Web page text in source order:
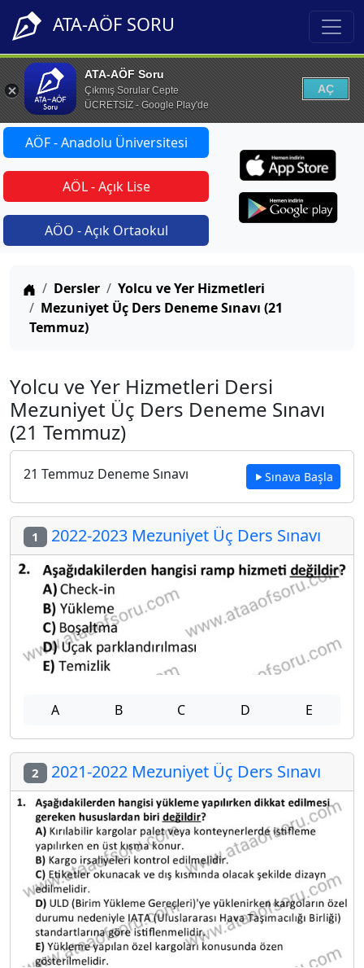
ATA-AÖF SORU
ATA-AÖF Soru
Çıkmış Sorular Cepte
ÜCRETSİZ - Google Play'de
AÇ
AÖF - Anadolu Üniversitesi
AÖL - Açık Lise
AÖO - Açık Ortaokul
Anasayfa
Dersler
Yolcu ve Yer Hizmetleri
Mezuniyet Üç Ders Deneme Sınavı (21
Temmuz)
Yolcu ve Yer Hizmetleri Dersi
Mezuniyet Üç Ders Deneme Sınavı
(21 Temmuz)
21 Temmuz Deneme Sınavı Sınava Başla
1 2022-2023 Mezuniyet Üç Ders Sınavı
A B C D E
2 2021-2022 Mezuniyet Üç Ders Sınavı